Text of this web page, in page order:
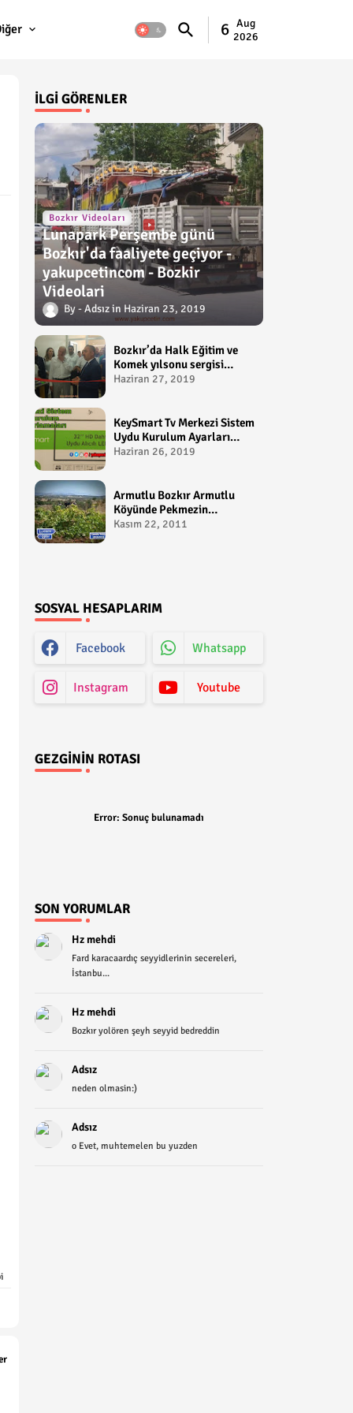
6 Aug
2026
İLGI GÖRENLER
Bozkır Videoları
Lunapark Perşembe günü
Bozkır'da faaliyete geçiyor -
yakupcetincom - Bozkir
Videolari
Adsız Haziran 23, 2019
Bozkır’da Halk Eğitim ve
Komek yılsonu sergisi
gerçekleştirildi-
Haziran 27, 2019
KeySmart Tv Merkezi Sistem
Uydu Kurulum Ayarları
Video anlatım -
Haziran 26, 2019
Armutlu Bozkır Armutlu
Köyünde Pekmezin
Hikayesi:Gezen Bilir Kontv
Kasım 22, 2011
SOSYAL HESAPLARIM
Facebook Whatsapp
Instagram Youtube
GEZGININ ROTASI
Error: Sonuç bulunamadı
SON YORUMLAR
Hz mehdi
Fard karacaardıç seyyidlerinin secereleri,
İstanbu...
Hz mehdi
Bozkır yolören şeyh seyyid bedreddin
Adsız
neden olmasin:)
Adsız
o Evet, muhtemelen bu yuzden